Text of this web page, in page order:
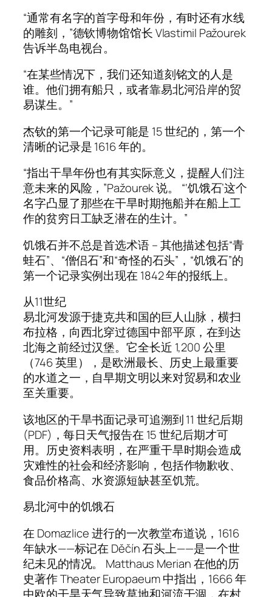
“通常有名字的首字母和年份，有时还有水线
的雕刻，”德钦博物馆馆长 Vlastimil Pažourek
告诉半岛电视台。
“在某些情况下，我们还知道刻铭文的人是
谁。他们拥有船只，或者靠易北河沿岸的贸
易谋生。”
杰钦的第一个记录可能是 15 世纪的，第一个
清晰的记录是 1616 年的。
“指出干旱年份也有其实际意义，提醒人们注
意未来的风险，”Pažourek 说。 “‘饥饿石’这个
名字凸显了那些在干旱时期拖船并在船上工
作的贫穷日工缺乏潜在的生计。”
饥饿石并不总是首选术语 – 其他描述包括“青
蛙石”、“僧侣石”和“奇怪的石头”，“饥饿石”的
第一个记录实例出现在 1842 年的报纸上。
从11世纪
易北河发源于捷克共和国的巨人山脉，横扫
布拉格，向西北穿过德国中部平原，在到达
北海之前经过汉堡。它全长近 1,200 公里
（746 英里），是欧洲最长、历史上最重要
的水道之一，自早期文明以来对贸易和农业
至关重要。
该地区的干旱书面记录可追溯到 11 世纪后期
(PDF)，每日天气报告在 15 世纪后期才可
用。历史资料表明，在严重干旱时期会造成
灾难性的社会和经济影响，包括作物歉收、
食品价格高、水资源短缺甚至饥荒。
易北河中的饥饿石
在 Domazlice 进行的一次教堂布道说，1616
年缺水——标记在 Děčín 石头上——是一个世
纪未见的情况。 Matthaus Merian 在他的历
史著作 Theater Europaeum 中指出，1666 年